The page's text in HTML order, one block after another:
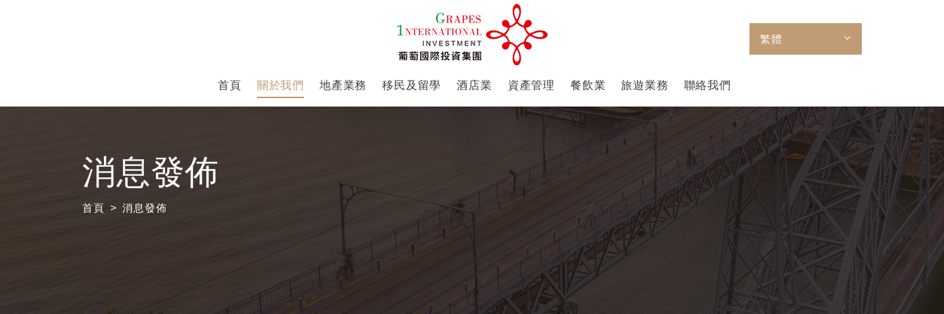
繁體
首頁 關於我們 地產業務 移民及留學 酒店業 資產管理 餐飲業 旅遊業務 聯絡我們
消息發佈
首頁 消息發佈